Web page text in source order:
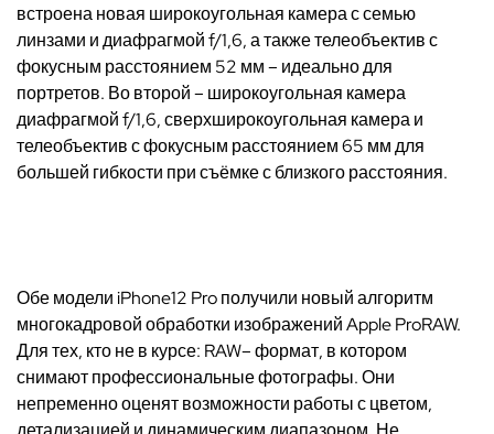
встроена новая широкоугольная камера с семью
линзами и диафрагмой f/1,6, а также телеобъектив с
фокусным расстоянием 52 мм – идеально для
портретов. Во второй – широкоугольная камера
диафрагмой f/1,6, сверхширокоугольная камера и
телеобъектив с фокусным расстоянием 65 мм для
большей гибкости при съёмке с близкого расстояния.
Обе модели iPhone12 Pro получили новый алгоритм
многокадровой обработки изображений Apple ProRAW.
Для тех, кто не в курсе: RAW– формат, в котором
снимают профессиональные фотографы. Они
непременно оценят возможности работы с цветом,